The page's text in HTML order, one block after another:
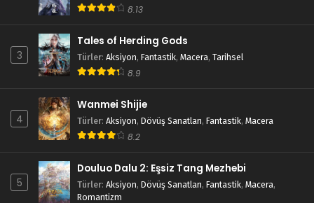
8.13
3
Tales of Herding Gods
Türler: Aksiyon, Fantastik, Macera, Tarihsel
8.9
4
Wanmei Shijie
Türler: Aksiyon, Dövüş Sanatları, Fantastik, Macera
8.2
5
Douluo Dalu 2: Eşsiz Tang Mezhebi
Türler: Aksiyon, Dövüş Sanatları, Fantastik, Macera,
Romantizm